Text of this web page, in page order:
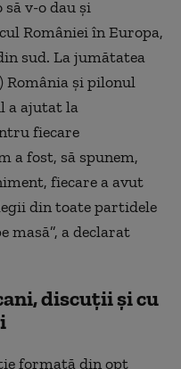
v-o dau şi
României în Europa,
sud. La jumătatea
România şi pilonul
a ajutat la
fiecare
a fost, să spunem,
fiecare a avut
din toate partidele
masă”, a declarat
discuții și cu
formată din opt